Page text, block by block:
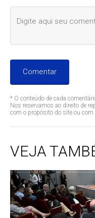
Comentar
* O conteúdo de cada
Nos reservamos ao direito de
com o propósito do site ou
VEJA